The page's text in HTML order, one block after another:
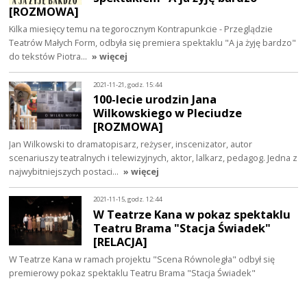
[ROZMOWA]
Kilka miesięcy temu na tegorocznym Kontrapunkcie - Przeglądzie
Teatrów Małych Form, odbyła się premiera spektaklu "A ja żyję bardzo"
do tekstów Piotra… » więcej
2021-11-21, godz. 15:44
100-lecie urodzin Jana
Wilkowskiego w Pleciudze
[ROZMOWA]
Jan Wilkowski to dramatopisarz, reżyser, inscenizator, autor
scenariuszy teatralnych i telewizyjnych, aktor, lalkarz, pedagog. Jedna z
najwybitniejszych postaci… » więcej
2021-11-15, godz. 12:44
W Teatrze Kana w pokaz spektaklu
Teatru Brama "Stacja Świadek"
[RELACJA]
W Teatrze Kana w ramach projektu "Scena Równoległa" odbył się
premierowy pokaz spektaklu Teatru Brama "Stacja Świadek"